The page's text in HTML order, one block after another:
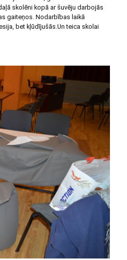
skolēni kopā ar šuvēju darbojās
gaiteņos. Nodarbības laikā
bet kļūdījušās.Un teica skolai